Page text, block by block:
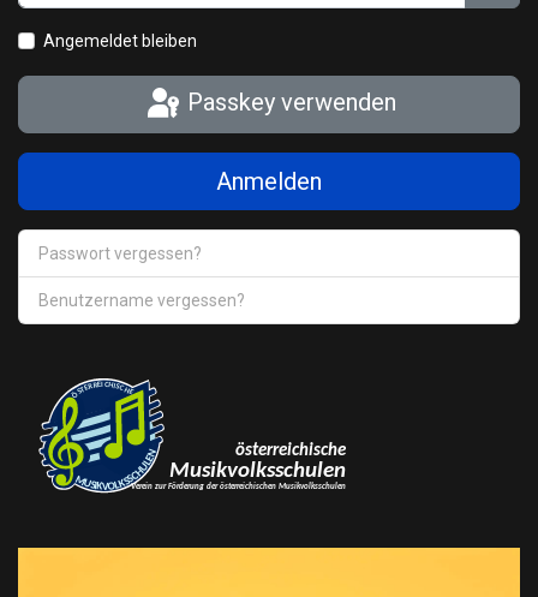
Angemeldet bleiben
Passkey verwenden
Anmelden
Passwort vergessen?
Benutzername vergessen?